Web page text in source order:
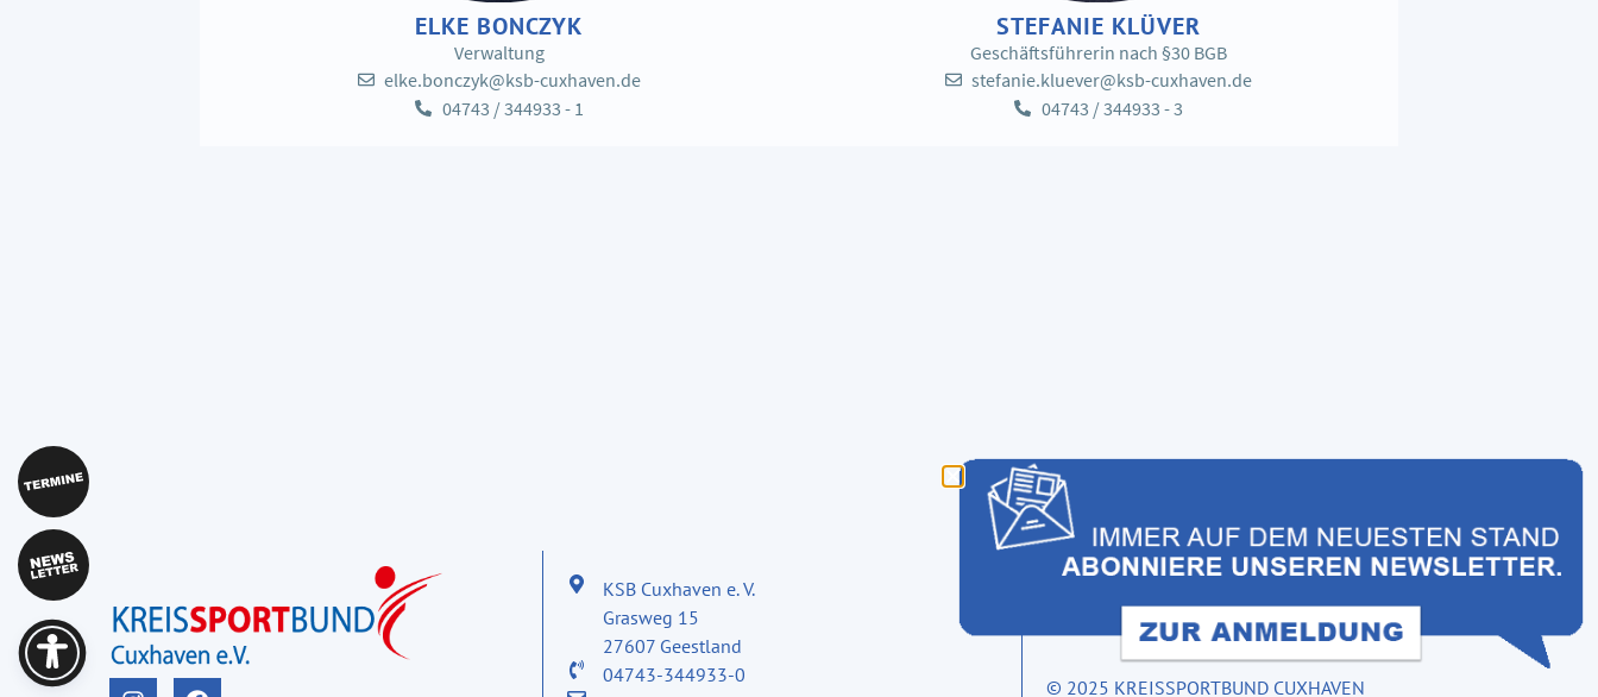
ELKE BONCZYK
Verwaltung
elke.bonczyk@ksb-cuxhaven.de
04743 / 344933 - 1
STEFANIE KLÜVER
Geschäftsführerin nach §30 BGB
stefanie.kluever@ksb-cuxhaven.de
04743 / 344933 - 3
KSB Cuxhaven e. V.
Grasweg 15
27607 Geestland
04743-344933-0
DATENSCHUTZ
© 2025 KREISSPORTBUND CUXHAVEN